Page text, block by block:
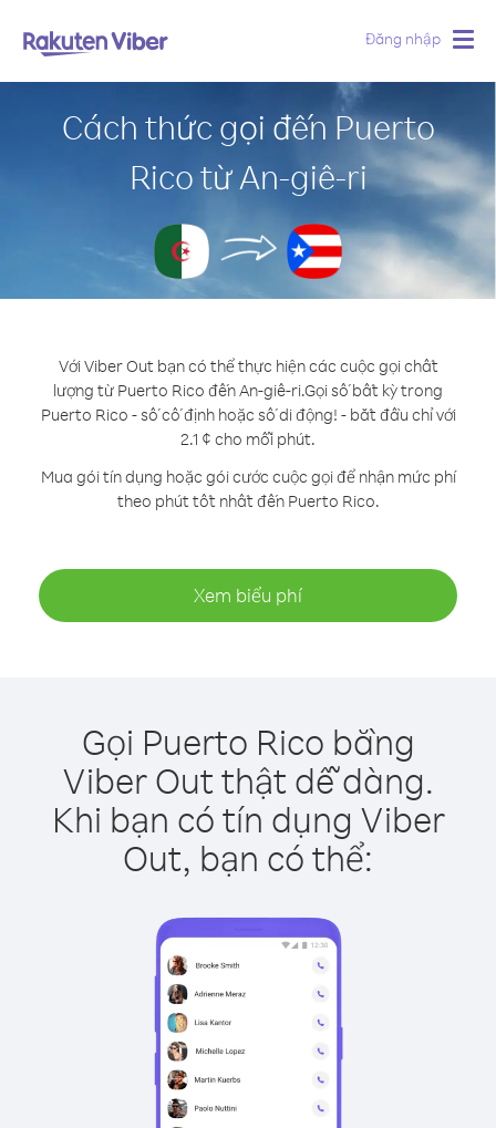
Đăng nhập
Cách thức gọi đến Puerto
Rico từ An-giê-ri
Với Viber Out bạn có thể thực hiện các cuộc gọi chất
lượng từ Puerto Rico đến An-giê-ri.Gọi số bất kỳ trong
Puerto Rico - số cố định hoặc số di động! - bắt đầu chỉ với
2.1 ¢ cho mỗi phút.
Mua gói tín dụng hoặc gói cước cuộc gọi để nhận mức phí
theo phút tốt nhất đến Puerto Rico.
Xem biểu phí
Gọi Puerto Rico bằng
Viber Out thật dễ dàng.
Khi bạn có tín dụng Viber
Out, bạn có thể: